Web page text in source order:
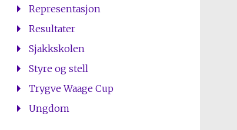
Representasjon
Resultater
Sjakkskolen
Styre og stell
Trygve Waage Cup
Ungdom